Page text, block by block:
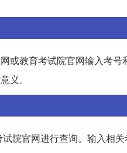
或教育考试院官网输入考
义。
院官网进行查询。输入相